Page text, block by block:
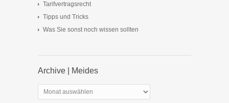
Tarifvertragsrecht
Tipps und Tricks
Was Sie sonst noch wissen sollten
Archive | Meides
Archive
|